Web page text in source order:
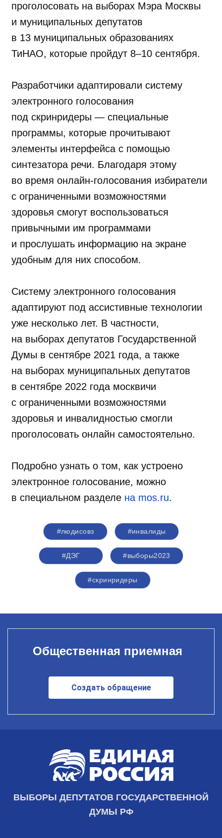
проголосовать на выборах Мэра Москвы
и муниципальных депутатов
в 13 муниципальных образованиях
ТиНАО, которые пройдут 8–10 сентября.
Разработчики адаптировали систему
электронного голосования
под скринридеры — специальные
программы, которые прочитывают
элементы интерфейса с помощью
синтезатора речи. Благодаря этому
во время онлайн-голосования избиратели
с ограниченными возможностями
здоровья смогут воспользоваться
привычными им программами
и прослушать информацию на экране
удобным для них способом.
Систему электронного голосования
адаптируют под ассистивные технологии
уже несколько лет. В частности,
на выборах депутатов Государственной
Думы в сентябре 2021 года, а также
на выборах муниципальных депутатов
в сентябре 2022 года москвичи
с ограниченными возможностями
здоровья и инвалидностью смогли
проголосовать онлайн самостоятельно.
Подробно узнать о том, как устроено
электронное голосование, можно
в специальном разделе на mos.ru.
#людисовз #инвалиды
#ДЭГ #выборы2023
#скринридеры
Общественная приемная
Создать обращение
ВЫБОРЫ ДЕПУТАТОВ ГОСУДАРСТВЕННОЙ
ДУМЫ РФ